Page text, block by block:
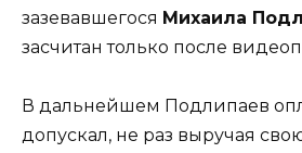
зазевавшегося Михаила
засчитан только после
В дальнейшем Подлипаев
допускал, не раз выручая